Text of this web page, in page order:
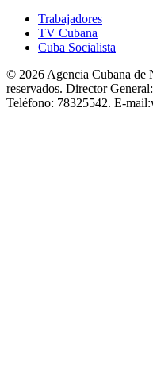
Trabajadores
TV Cubana
Cuba Socialista
© 2026 Agencia Cubana de
reservados. Director General:
Teléfono: 78325542. E-mail: